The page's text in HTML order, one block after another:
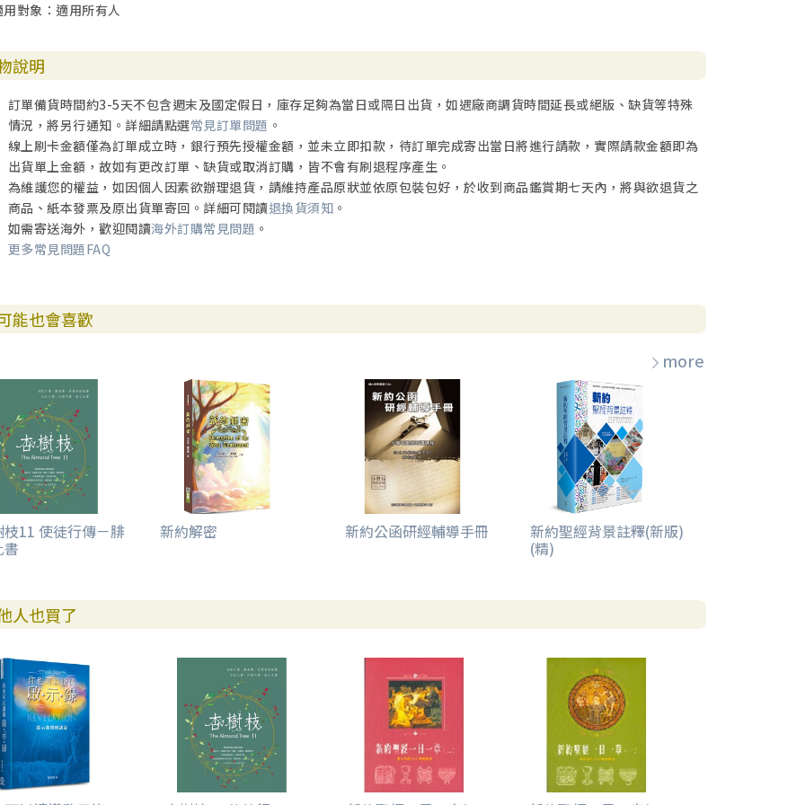
憂愁夠了，就是夠了！ 124
以石為名 127
兩種受苦 132
不出於勉強，乃是甘心 135
得後書 137
在信上富足 137
不義之人，終必被審判 140
我們能否安然見主 142
新關係，心聯繫 146
神的道即愛 148
愛神--就是遵守祂的誡命 154
翰貳書 157
要得著滿足的賞賜 157
翰參書 160
願為主而活 160
書 162
示錄 166
虛己v.s.虛名 167
在無所遁形的天地間，追求坦然無懼 172
神純全的旨意 175
最尊貴的人 177
數算 179
日頭和炎熱必不傷害他們 181
天上寂靜約有二刻 184
悔改，是樁新鮮事 186
用對象：適用所有人
說明
訂單備貨時間約3-5天不包含週末及國定假日，庫存足夠為當日或隔日出貨，如遇廠商調貨時間延長或絕版、缺貨等特殊
情況，將另行通知。詳細請點選常見訂單問題 。
線上刷卡金額僅為訂單成立時，銀行預先授權金額，並未立即扣款，待訂單完成寄出當日將進行請款，實際請款金額即為
出貨單上金額，故如有更改訂單、缺貨或取消訂購，皆不會有刷退程序產生。
為維護您的權益，如因個人因素欲辦理退貨，請維持產品原狀並依原包裝包好，於收到商品鑑賞期七天內，將與欲退貨之
商品、紙本發票及原出貨單寄回。詳細可閱讀退換貨須知 。
如需寄送海外，歡迎閱讀海外訂購常見問題 。
更多常見問題FAQ
能也會喜歡
more
枝11 使徒行傳－腓
書
新約解密 新約公函研經輔導手冊 新約聖經背景註釋(新版)
(精)
人也買了